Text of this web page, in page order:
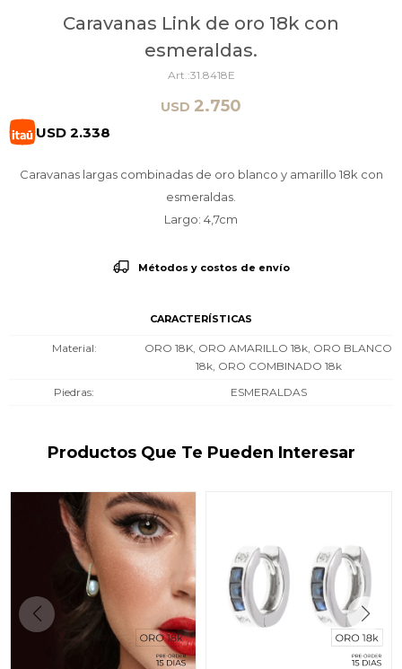
Caravanas Link de oro 18k con
esmeraldas.
31.8418E
USD 2.750
USD 2.338
Caravanas largas combinadas de oro blanco y amarillo 18k con
esmeraldas.
Largo: 4,7cm
Métodos y costos de envío
CARACTERÍSTICAS
Material
ORO 18K, ORO AMARILLO 18k, ORO BLANCO
18k, ORO COMBINADO 18k
Piedras
ESMERALDAS
Productos Que Te Pueden Interesar